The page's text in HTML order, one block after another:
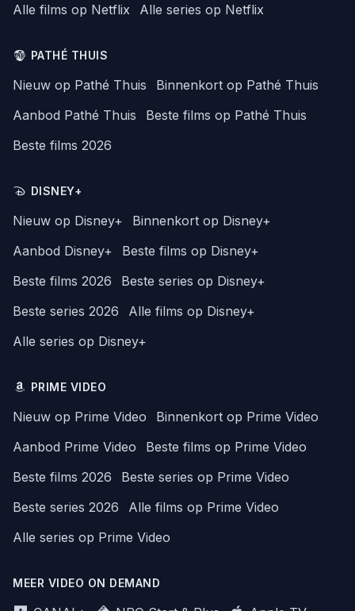
Alle films op Netflix
Alle series op Netflix
PATHÉ THUIS
Nieuw op Pathé Thuis
Binnenkort op Pathé Thuis
Aanbod Pathé Thuis
Beste films op Pathé Thuis
Beste films 2026
DISNEY+
Nieuw op Disney+
Binnenkort op Disney+
Aanbod Disney+
Beste films op Disney+
Beste films 2026
Beste series op Disney+
Beste series 2026
Alle films op Disney+
Alle series op Disney+
PRIME VIDEO
Nieuw op Prime Video
Binnenkort op Prime Video
Aanbod Prime Video
Beste films op Prime Video
Beste films 2026
Beste series op Prime Video
Beste series 2026
Alle films op Prime Video
Alle series op Prime Video
MEER VIDEO ON DEMAND